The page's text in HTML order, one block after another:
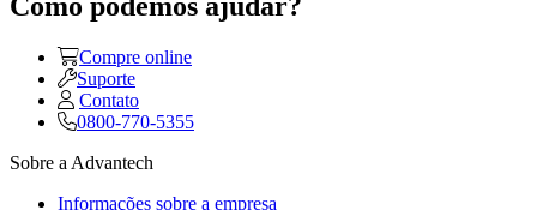
Compre online
Suporte
Contato
0800-770-5355
Sobre a Advantech
Informações sobre a empresa